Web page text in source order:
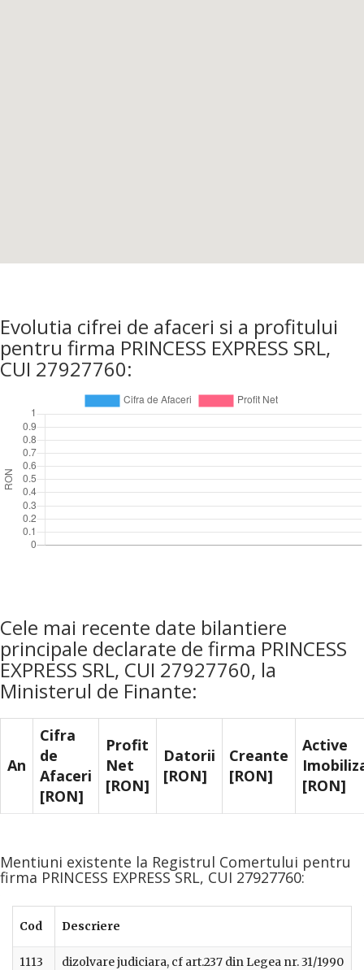
Evolutia cifrei de afaceri si a profitului
pentru firma PRINCESS EXPRESS SRL,
CUI 27927760:
Cele mai recente date bilantiere
principale declarate de firma PRINCESS
EXPRESS SRL, CUI 27927760, la
Ministerul de Finante:
An
Cifra
de
Afaceri
[RON]
Profit
Net
[RON]
Datorii
[RON]
Creante
[RON]
Active
[RON]
Mentiuni existente la Registrul Comertului pentru
firma PRINCESS EXPRESS SRL, CUI 27927760:
Cod Descriere
1113 dizolvare judiciara, cf art.237 din Legea nr. 31/1990